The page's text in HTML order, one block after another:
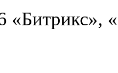
«Битрикс»,